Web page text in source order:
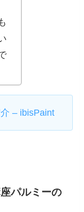
– ibisPaint
パルミーの